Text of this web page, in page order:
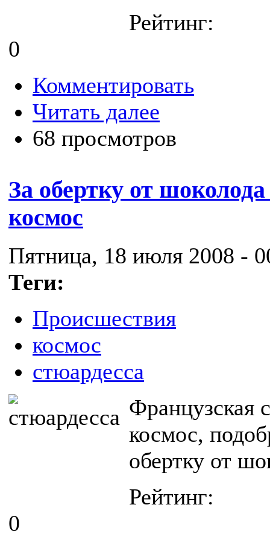
Рейтинг:
0
Комментировать
Читать далее
68 просмотров
За обертку от
космос
Пятница, 18 июля 2008 -
Теги:
Происшествия
космос
стюардесса
Французская
космос,
обертку от
Рейтинг:
0